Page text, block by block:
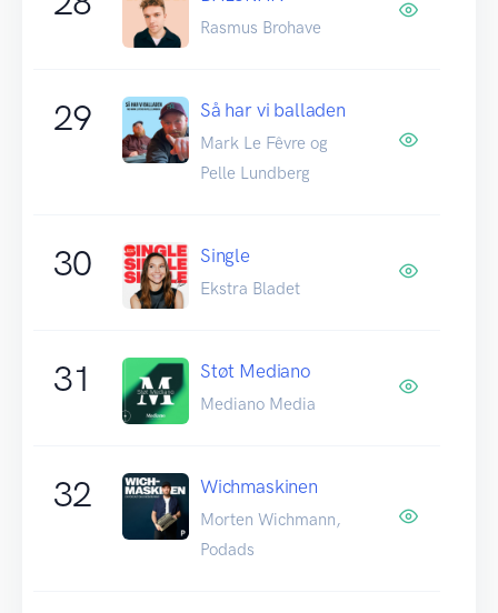
Rasmus Brohave
29 Så har vi balladen
Mark Le Fêvre og
Pelle Lundberg
30 Single
Ekstra Bladet
31 Støt Mediano
Mediano Media
32 Wichmaskinen
Morten Wichmann,
Podads